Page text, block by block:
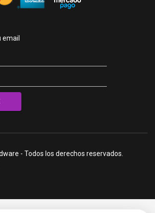
email
- Todos los derechos reservados.